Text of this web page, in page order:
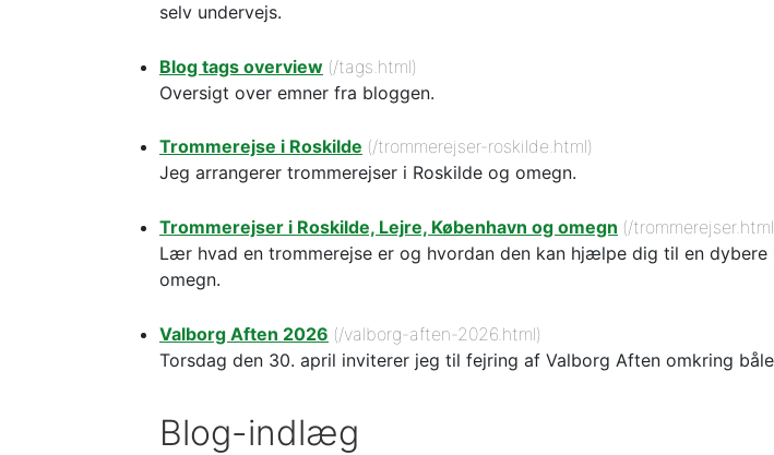
selv undervejs.
Blog tags overview (/tags.html)
Oversigt over emner fra bloggen.
Trommerejse i Roskilde (/trommerejser-roskilde.html)
Jeg arrangerer trommerejser i Roskilde og omegn.
Trommerejser i Roskilde, Lejre, København og omegn (/
Lær hvad en trommerejse er og hvordan den kan hjælpe dig til en
omegn.
Valborg Aften 2026 (/valborg-aften-2026.html)
Torsdag den 30. april inviterer jeg til fejring af Valborg Aften omkring
Blog-indlæg